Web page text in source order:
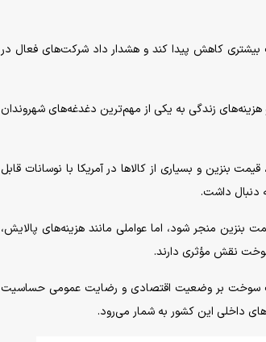
بیشتری کاهش پیدا کند و هشدار داد شرکت‌های فعال در
زندگی به یکی از مهم‌ترین دغدغه‌های شهروندان
بنزین و بسیاری از کالا‌ها در آمریکا با نوسانات قابل
دنبال داشت.
منجر شود، اما عواملی مانند هزینه‌های پالایش،
نقش مؤثری دارند.
سوخت بر وضعیت اقتصادی و رضایت عمومی حساسیت
داخلی این کشور به شمار می‌رود.